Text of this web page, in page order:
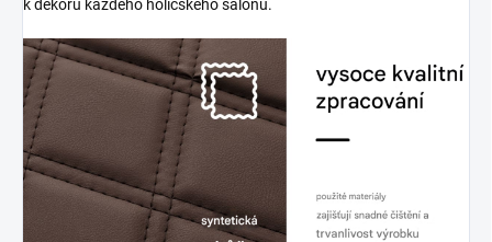
k dekoru každého holičského salonu.